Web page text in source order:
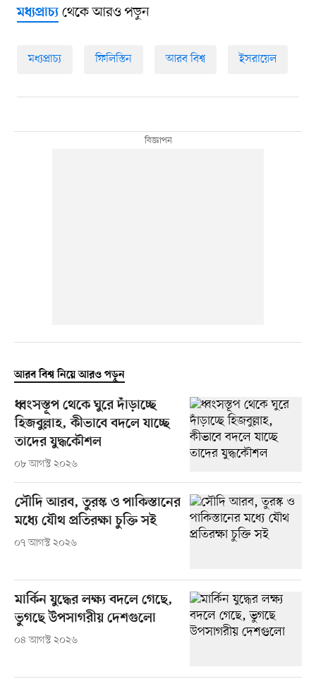
মধ্যপ্রাচ্যথেকে আরও পড়ুন
মধ্যপ্রাচ্য ফিলিস্তিন আরব বিশ্ব ইসরায়েল
আরব বিশ্ব নিয়ে আরও পড়ুন
ধ্বংসস্তূপ থেকে ঘুরে দাঁড়াচ্ছে
হিজবুল্লাহ, কীভাবে বদলে যাচ্ছে
তাদের যুদ্ধকৌশল
০৮ আগস্ট ২০২৬
সৌদি আরব, তুরস্ক ও পাকিস্তানের
মধ্যে যৌথ প্রতিরক্ষা চুক্তি সই
০৭ আগস্ট ২০২৬
মার্কিন যুদ্ধের লক্ষ্য বদলে গেছে,
ভুগছে উপসাগরীয় দেশগুলো
০৪ আগস্ট ২০২৬